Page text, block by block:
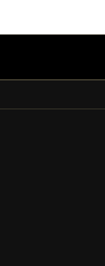
и грехи других.